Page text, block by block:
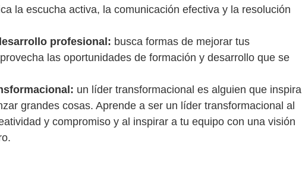
la escucha activa, la comunicación efectiva y la resolución
profesional: busca formas de mejorar tus
las oportunidades de formación y desarrollo que se
un líder transformacional es alguien que inspira
grandes cosas. Aprende a ser un líder transformacional al
y compromiso y al inspirar a tu equipo con una visión